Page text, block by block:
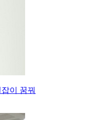
이 꿈꿔